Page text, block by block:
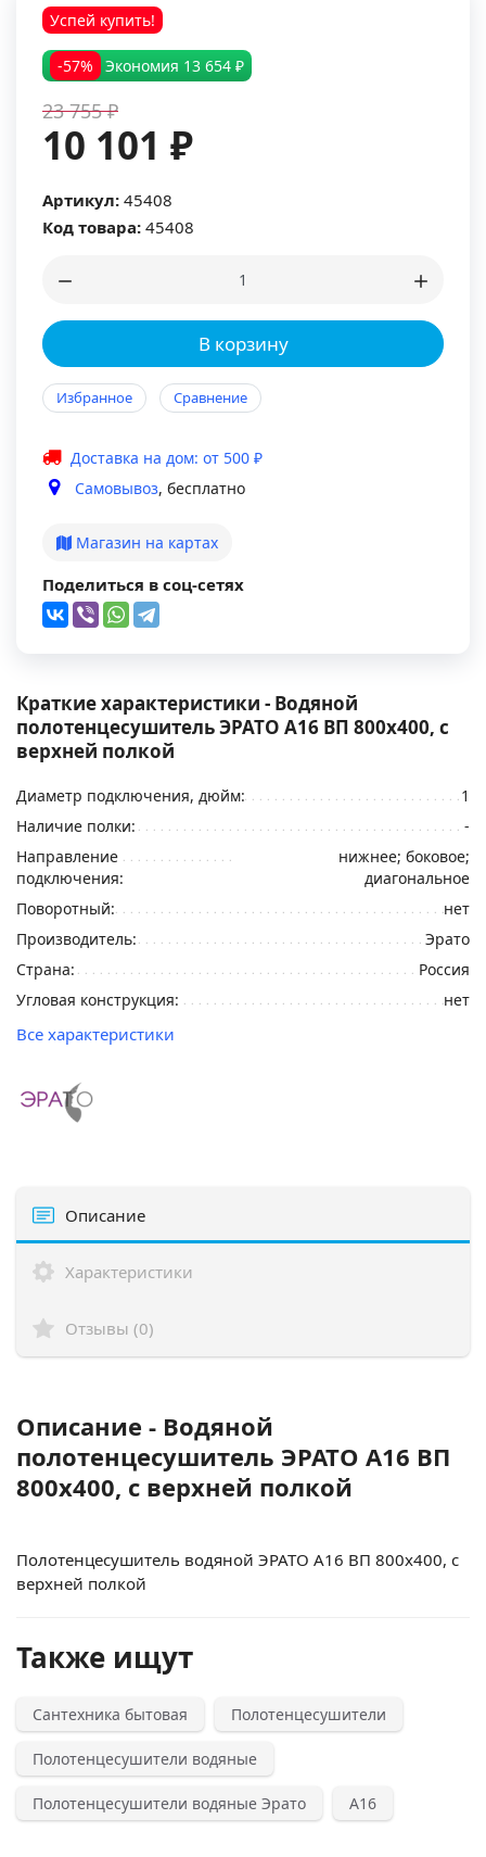
Успей купить!
-57% Экономия 13 654 ₽
23 755 ₽
10 101 ₽
Артикул: 45408
Код товара: 45408
В корзину
Избранное Сравнение
Доставка на дом: от 500 ₽
Самовывоз, бесплатно
Магазин на картах
Поделиться в соц-сетях
Краткие характеристики - Водяной
полотенцесушитель ЭРАТО А16 ВП 800x400, с
верхней полкой
Диаметр подключения, дюйм:
1
Наличие полки:
-
Направление
подключения:
нижнее; боковое;
диагональное
Поворотный:
нет
Производитель:
Эрато
Страна:
Россия
Угловая конструкция:
нет
Все характеристики
Описание
Характеристики
Отзывы (0)
Описание - Водяной
полотенцесушитель ЭРАТО А16 ВП
800x400, с верхней полкой
Полотенцесушитель водяной ЭРАТО А16 ВП 800x400, с
верхней полкой
Также ищут
Сантехника бытовая Полотенцесушители
Полотенцесушители водяные
Полотенцесушители водяные Эрато А16